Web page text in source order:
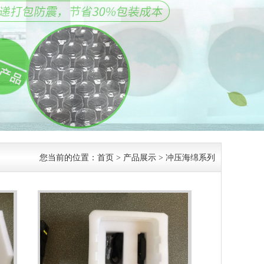
您当前的位置： 首页 > 产品展示 > 冲压海绵系列